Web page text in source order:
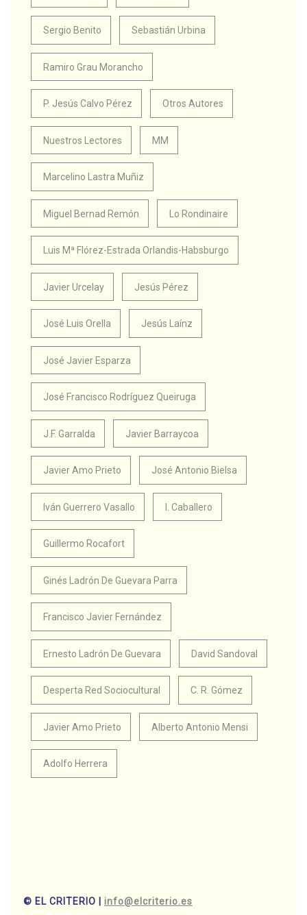
Sergio Benito Sebastián Urbina
Ramiro Grau Morancho
P. Jesús Calvo Pérez Otros Autores
Nuestros Lectores MM
Marcelino Lastra Muñiz
Miguel Bernad Remón Lo Rondinaire
Luis Mª Flórez-Estrada Orlandis-Habsburgo
Javier Urcelay Jesús Pérez
José Luis Orella Jesús Laínz
José Javier Esparza
José Francisco Rodríguez Queiruga
J.F. Garralda Javier Barraycoa
Javier Amo Prieto José Antonio Bielsa
Iván Guerrero Vasallo I. Caballero
Guillermo Rocafort
Ginés Ladrón De Guevara Parra
Francisco Javier Fernández
Ernesto Ladrón De Guevara David Sandoval
Desperta Red Sociocultural C. R. Gómez
Javier Amo Prieto Alberto Antonio Mensi
Adolfo Herrera
© EL CRITERIO | info@elcriterio.es